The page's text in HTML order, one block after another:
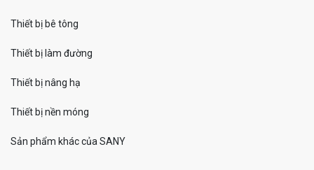
Thiết bị bê tông
Thiết bị làm đường
Thiết bị nâng hạ
Thiết bị nền móng
Sản phẩm khác của SANY